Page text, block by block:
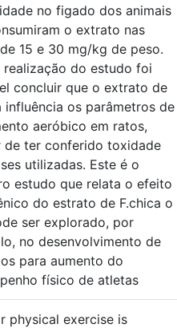
no figado dos animais
o extrato nas
15 e 30 mg/kg de peso.
realização do estudo foi
concluir que o extrato de
influência os parâmetros de
aeróbico em ratos,
de ter conferido toxidade
utilizadas. Este é o
estudo que relata o efeito
do estrato de F.chica o
ser explorado, por
no desenvolvimento de
para aumento do
físico de atletas
physical exercise is